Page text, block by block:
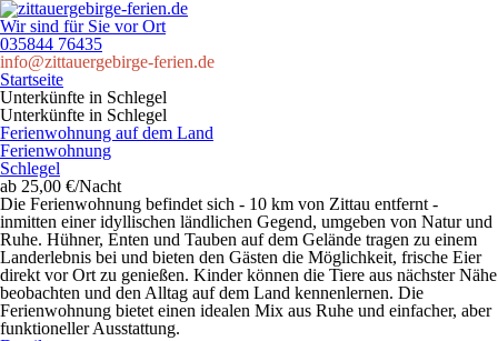
Wir sind für Sie vor Ort
035844 76435
info@zittauergebirge-ferien.de
Startseite
Unterkünfte in Schlegel
Unterkünfte in Schlegel
Ferienwohnung auf dem Land
Ferienwohnung
Schlegel
ab 25,00 €/Nacht
Die Ferienwohnung befindet sich - 10 km von Zittau entfernt -
inmitten einer idyllischen ländlichen Gegend, umgeben von Natur und
Ruhe. Hühner, Enten und Tauben auf dem Gelände tragen zu einem
Landerlebnis bei und bieten den Gästen die Möglichkeit, frische Eier
direkt vor Ort zu genießen. Kinder können die Tiere aus nächster Nähe
beobachten und den Alltag auf dem Land kennenlernen. Die
Ferienwohnung bietet einen idealen Mix aus Ruhe und einfacher, aber
funktioneller Ausstattung.